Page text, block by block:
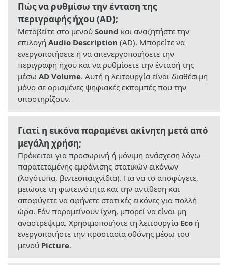
Πώς να ρυθμίσω την ένταση της
περιγραφής ήχου (AD);
Μεταβείτε στο μενού Sound και αναζητήστε την
επιλογή Audio Description (AD). Μπορείτε να
ενεργοποιήσετε ή να απενεργοποιήσετε την
περιγραφή ήχου και να ρυθμίσετε την έντασή της
μέσω AD Volume. Αυτή η λειτουργία είναι διαθέσιμη
μόνο σε ορισμένες ψηφιακές εκπομπές που την
υποστηρίζουν.
Γιατί η εικόνα παραμένει ακίνητη μετά από
μεγάλη χρήση;
Πρόκειται για προσωρινή ή μόνιμη ανάσχεση λόγω
παρατεταμένης εμφάνισης στατικών εικόνων
(λογότυπα, βιντεοπαιχνίδια). Για να το αποφύγετε,
μειώστε τη φωτεινότητα και την αντίθεση και
αποφύγετε να αφήνετε στατικές εικόνες για πολλή
ώρα. Εάν παραμείνουν ίχνη, μπορεί να είναι μη
αναστρέψιμα. Χρησιμοποιήστε τη λειτουργία Eco ή
ενεργοποιήστε την προστασία οθόνης μέσω του
μενού Picture.